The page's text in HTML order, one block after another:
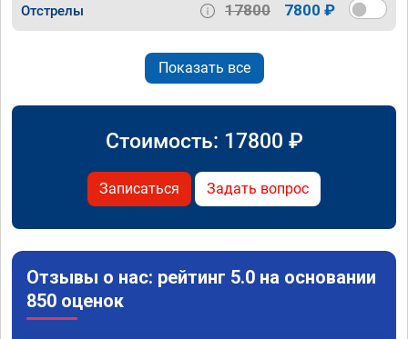
Отстрелы 17800 7800 ₽
Показать все
Стоимость: 17800 ₽
Записаться Задать вопрос
Отзывы о нас: рейтинг 5.0 на основании
850 оценок